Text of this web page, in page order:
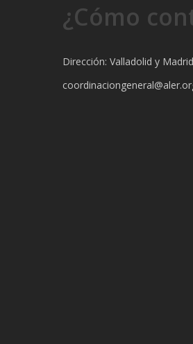
¿Cómo
Dirección: Valladolid y